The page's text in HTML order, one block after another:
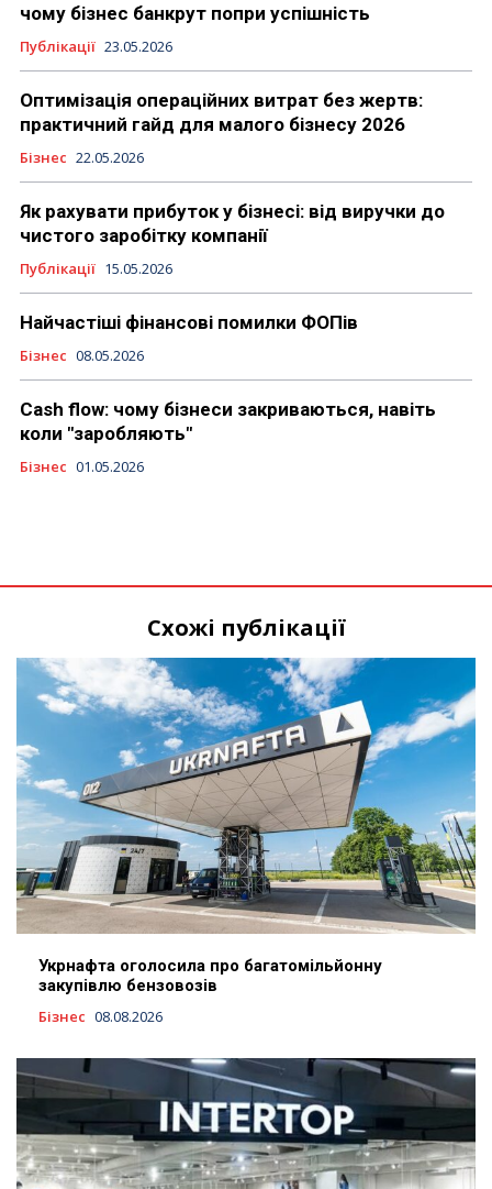
чому бізнес банкрут попри успішність
Публікації 23.05.2026
Оптимізація операційних витрат без жертв:
практичний гайд для малого бізнесу 2026
Бізнес 22.05.2026
Як рахувати прибуток у бізнесі: від виручки до
чистого заробітку компанії
Публікації 15.05.2026
Найчастіші фінансові помилки ФОПів
Бізнес 08.05.2026
Cash flow: чому бізнеси закриваються, навіть
коли "заробляють"
Бізнес 01.05.2026
Схожі публікації
Укрнафта оголосила про багатомільйонну
закупівлю бензовозів
Бізнес 08.08.2026